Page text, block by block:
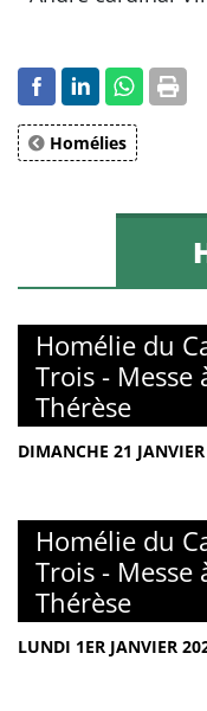
Homélies
Homélie du
Trois - Messe
Thérèse
DIMANCHE 21
Homélie du
Trois - Messe
Thérèse
LUNDI 1ER JANVIER